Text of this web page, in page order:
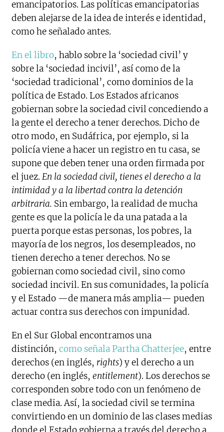
emancipatorios. Las políticas emancipatorias
deben alejarse de la idea de interés e identidad,
como he señalado antes.
En el libro, hablo sobre la ‘sociedad civil’ y
sobre la ‘sociedad incivil’, así como de la
‘sociedad tradicional’, como dominios de la
política de Estado. Los Estados africanos
gobiernan sobre la sociedad civil concediendo a
la gente el derecho a tener derechos. Dicho de
otro modo, en Sudáfrica, por ejemplo, si la
policía viene a hacer un registro en tu casa, se
supone que deben tener una orden firmada por
el juez.En la sociedad civil, tienes el derecho a la
intimidad y a la libertad contra la detención
arbitraria. Sin embargo, la realidad de mucha
gente es que la policía le da una patada a la
puerta porque estas personas, los pobres, la
mayoría de los negros, los desempleados, no
tienen derecho a tener derechos. No se
gobiernan como sociedad civil, sino como
sociedad incivil. En sus comunidades, la policía
y el Estado —de manera más amplia— pueden
actuar contra sus derechos con impunidad.
En el Sur Global encontramos una
distinción,como señala Partha Chatterjee, entre
derechos (en inglés, rights) y el derecho a un
derecho (en inglés,entitlement). Los derechos se
corresponden sobre todo con un fenómeno de
clase media. Así, la sociedad civil se termina
convirtiendo en un dominio de las clases medias